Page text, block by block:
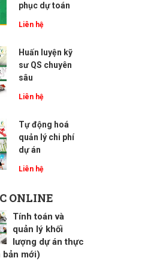
phục dự toán
Liên hệ
Huấn luyện kỹ
sư QS chuyên
sâu
Liên hệ
Tự động hoá
quản lý chi phí
dự án
Liên hệ
ONLINE
Tính toán và
quản lý khối
lượng dự án thực
bản mới)